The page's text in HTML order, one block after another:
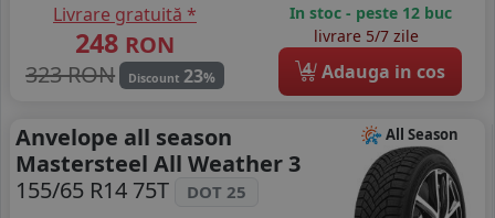
Livrare gratuită *
248 RON
323 RON
Discount 23%
In stoc - peste 12 buc
livrare 5/7 zile
4 Adauga in cos
All Season
Anvelope all season
Mastersteel All Weather 3
155/65 R14 75T
DOT 25